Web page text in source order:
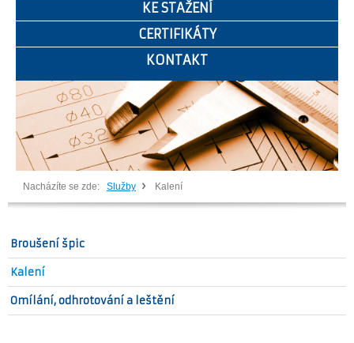
KE STAŽENÍ
CERTIFIKÁTY
KONTAKT
Nacházíte se zde: Služby Kalení
Broušení špic
Kalení
Omílání, odhrotování a leštění